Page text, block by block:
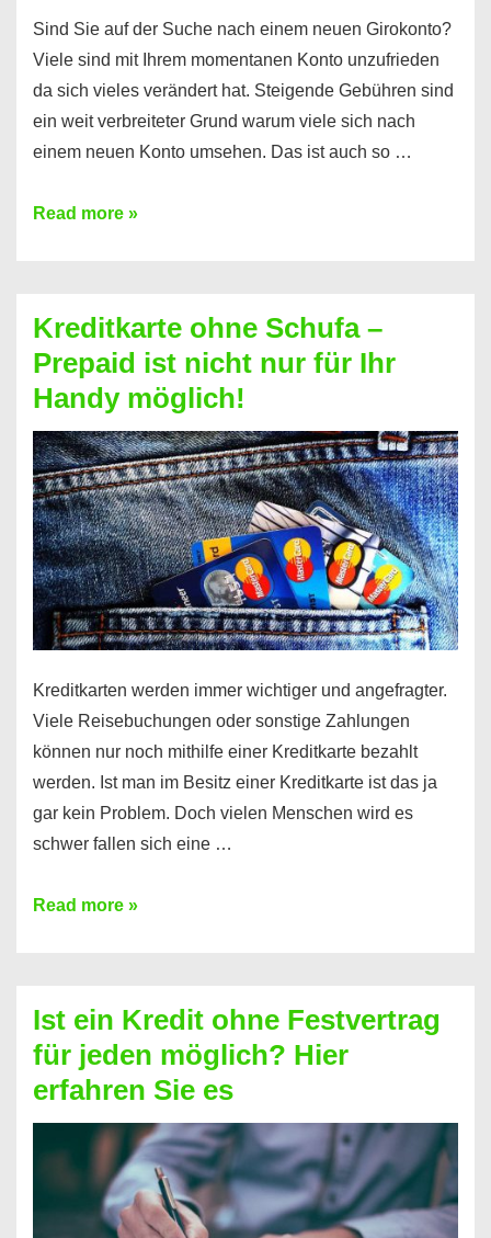
Sind Sie auf der Suche nach einem neuen Girokonto?
Viele sind mit Ihrem momentanen Konto unzufrieden
da sich vieles verändert hat. Steigende Gebühren sind
ein weit verbreiteter Grund warum viele sich nach
einem neuen Konto umsehen. Das ist auch so …
Konto
Neueröffnung
trotz
Schufaeintrag
möglich
Read more »
Kreditkarte ohne Schufa –
Prepaid ist nicht nur für Ihr
Handy möglich!
Kreditkarten werden immer wichtiger und angefragter.
Viele Reisebuchungen oder sonstige Zahlungen
können nur noch mithilfe einer Kreditkarte bezahlt
werden. Ist man im Besitz einer Kreditkarte ist das ja
gar kein Problem. Doch vielen Menschen wird es
schwer fallen sich eine …
Kreditkarte
Prepaid
ist
nicht
nur
für
Handy
Read more »
Ist ein Kredit ohne Festvertrag
für jeden möglich? Hier
erfahren Sie es